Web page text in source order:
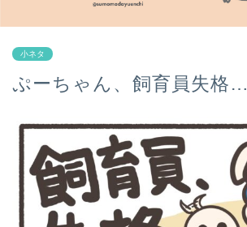
小ネタ
ぷーちゃん、飼育員失格…